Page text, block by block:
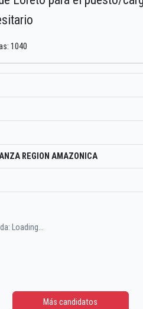
1040
REGION AMAZONICA
Loading...
Más candidatos